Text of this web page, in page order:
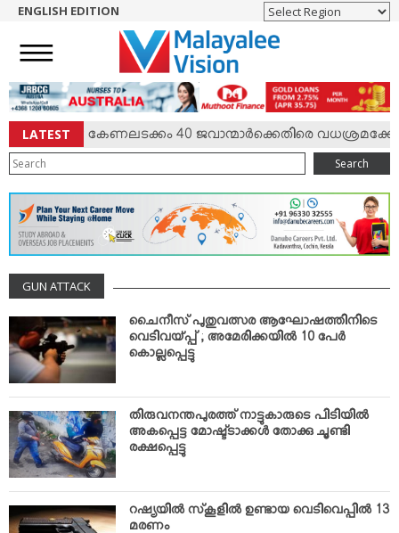
NEWS
ENGLISH
NRI
ENTERTAINMENT
MV SPECIAL
SPORTS
LIFESTYLE
TECH & AUTO
SOCIAL SPHERE
EDITORIAL
ARTS & LITERATURE
MAGAZINE
VIDEOS
YOUR SAY
COOKERY
KARSHAKAN
TOURS & TRAVEL
ENGLISH EDITION
LATESTകേണലടക്കം 40 ജവാന്മാര്‍ക്കെതിരെ
Search
GUN ATTACK
ചൈനീസ് പുതുവത്സര ആഘോഷത്തിനിടെ
വെടിവയ്പ്പ് ; അമേരിക്കയില്‍ 10 പേര്‍
കൊല്ലപ്പെട്ടു
തിരുവനന്തപുരത്ത് നാട്ടുകാരുടെ പിടിയില്‍
അകപ്പെട്ട മോഷ്ട്ടാക്കള്‍ തോക്കു ചൂണ്ടി
രക്ഷപ്പെട്ടു
റഷ്യയില്‍ സ്‌കൂളില്‍ ഉണ്ടായ വെടിവെപ്പില്‍ 13
മരണം